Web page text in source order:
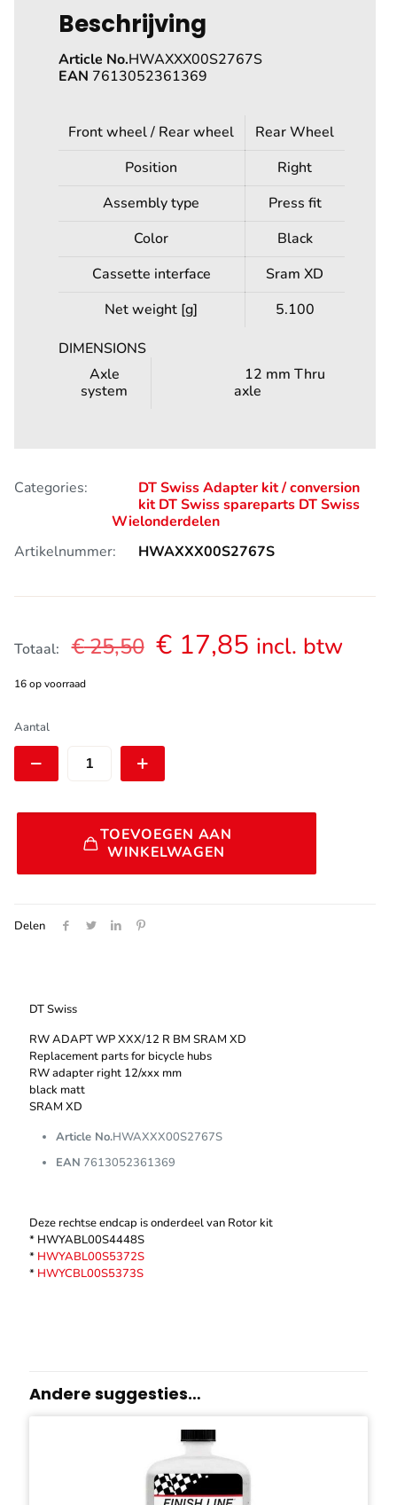
Beschrijving
Article No.HWAXXX00S2767S
EAN 7613052361369
Front wheel / Rear wheel
Rear Wheel
Position
Right
Assembly type
Press fit
Color
Black
Cassette interface
Sram XD
Net weight [g]
5.100
DIMENSIONS
Axle
system
12 mm Thru
axle
Categories:
DT Swiss Adapter kit / conversion
kit DT Swiss spareparts DT Swiss
Wielonderdelen
Artikelnummer:
HWAXXX00S2767S
Totaal: €25,50 Oorspronkelijke
€17,85Huidige
incl. btw
16 op voorraad
Aantal
DT
Swiss
RW
ADAPT
XXX/12
XD
aantal
TOEVOEGEN AAN
WINKELWAGEN
Delen
DT Swiss
RW ADAPT WP XXX/12 R BM SRAM XD
Replacement parts for bicycle hubs
RW adapter right 12/xxx mm
black matt
SRAM XD
Article No.HWAXXX00S2767S
EAN 7613052361369
Deze rechtse endcap is onderdeel van Rotor kit
* HWYABL00S4448S
* HWYABL00S5372S
* HWYCBL00S5373S
Andere suggesties…